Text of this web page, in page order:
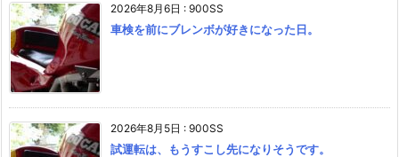
2026年8月6日 : 900SS
車検を前にブレンボが好きになった日。
2026年8月5日 : 900SS
試運転は、もうすこし先になりそうです。